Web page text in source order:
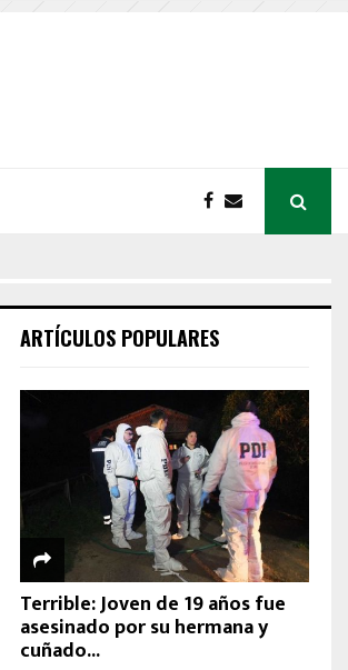
ARTÍCULOS POPULARES
Terrible: Joven de 19 años fue
asesinado por su hermana y
cuñado...